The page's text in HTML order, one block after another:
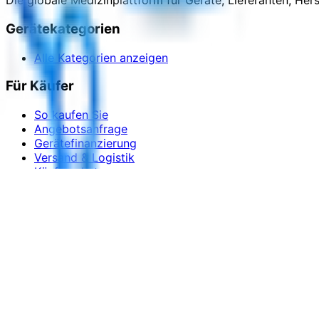
Gerätekategorien
Alle Kategorien anzeigen
Für Käufer
So kaufen Sie
Angebotsanfrage
Gerätefinanzierung
Versand & Logistik
Käuferschutz